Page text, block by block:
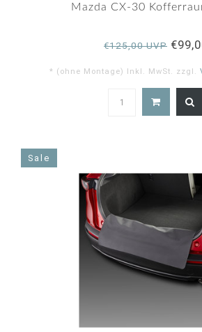
rating
Mazda CX-30
€125,00 UVP
* (ohne Montage) Inkl. MwSt. zzgl.
Sale